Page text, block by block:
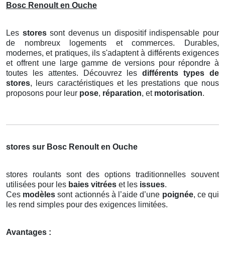
Bosc Renoult en Ouche
Les storessont devenus un dispositif indispensable pour
de nombreux logements et commerces. Durables,
modernes, et pratiques, ils s'adaptent à différents exigences
et offrent une large gamme de versions pour répondre à
toutes les attentes. Découvrez lesdifférents types de
stores, leurs caractéristiques et les prestations que nous
proposons pour leur pose, réparation, et motorisation.
stores sur Bosc Renoult en Ouche
stores roulants sont des options traditionnelles souvent
utilisées pour les baies vitrées et les issues.
Ces modèles sont actionnés à l’aide d’une poignée, ce qui
les rend simples pour des exigences limitées.
Avantages :